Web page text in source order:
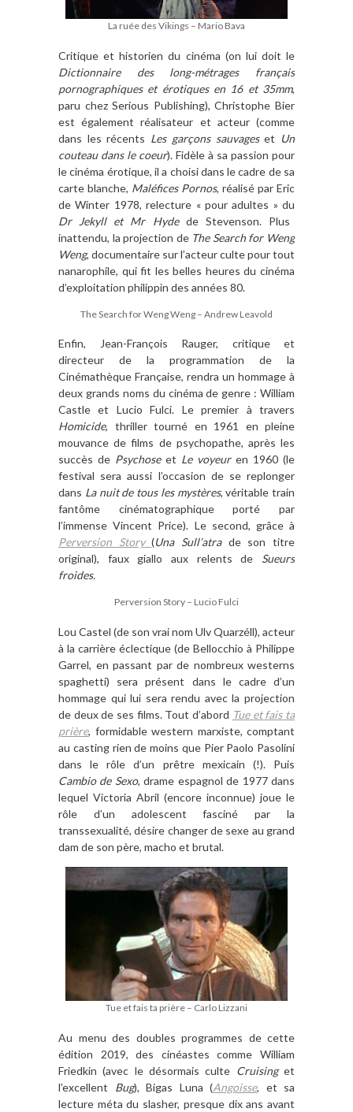
La ruée des Vikings – Mario Bava
Critique et historien du cinéma (on lui doit le
Dictionnaire des long-métrages français
pornographiques et érotiques en 16 et 35mm,
paru chez Serious Publishing), Christophe Bier
est également réalisateur et acteur (comme
dans les récents Les garçons sauvageset Un
couteau dans le coeur). Fidèle à sa passion pour
le cinéma érotique, il a choisi dans le cadre de sa
carte blanche, Maléfices Pornos, réalisé par Eric
de Winter 1978, relecture « pour adultes » du
Dr Jekyll et Mr Hyde de Stevenson. Plus
inattendu, la projection de The Search for Weng
Weng, documentaire sur l’acteur culte pour tout
nanarophile, qui fit les belles heures du cinéma
d’exploitation philippin des années 80.
The Search for Weng Weng – Andrew Leavold
Enfin, Jean-François Rauger, critique et
directeur de la programmation de la
Cinémathèque Française, rendra un hommage à
deux grands noms du cinéma de genre : William
Castle et Lucio Fulci. Le premier à travers
Homicide, thriller tourné en 1961 en pleine
mouvance de films de psychopathe, après les
succès de Psychoseet Le voyeuren 1960 (le
festival sera aussi l’occasion de se replonger
dans La nuit de tous les mystères, véritable train
fantôme cinématographique porté par
l’immense Vincent Price). Le second, grâce à
Perversion Story (Una Sull’atra de son titre
original), faux giallo aux relents de Sueurs
froides.
Perversion Story – Lucio Fulci
Lou Castel (de son vrai nom Ulv Quarzéll), acteur
à la carrière éclectique (de Bellocchio à Philippe
Garrel, en passant par de nombreux westerns
spaghetti) sera présent dans le cadre d’un
hommage qui lui sera rendu avec la projection
de deux de ses films. Tout d’abord Tue et fais ta
prière, formidable western marxiste, comptant
au casting rien de moins que Pier Paolo Pasolini
dans le rôle d’un prêtre mexicain (!). Puis
Cambio de Sexo, drame espagnol de 1977 dans
lequel Victoria Abril (encore inconnue) joue le
rôle d’un adolescent fasciné par la
transsexualité, désire changer de sexe au grand
dam de son père, macho et brutal.
Tue et fais ta prière – Carlo Lizzani
Au menu des doubles programmes de cette
édition 2019, des cinéastes comme William
Friedkin (avec le désormais culte Cruisinget
l’excellent Bug), Bigas Luna (Angoisse, et sa
lecture méta du slasher, presque dix ans avant